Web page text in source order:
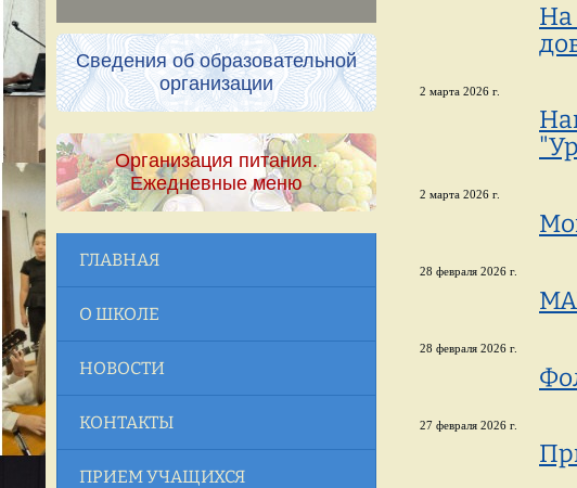
Сведения об образовательной
организации
Организация питания.
Ежедневные меню
ГЛАВНАЯ
О ШКОЛЕ
НОВОСТИ
КОНТАКТЫ
ПРИЕМ УЧАЩИХСЯ
На
2 марта 2026 г.
2 марта 2026 г.
28 февраля 2026 г.
28 февраля 2026 г.
27 февраля 2026 г.